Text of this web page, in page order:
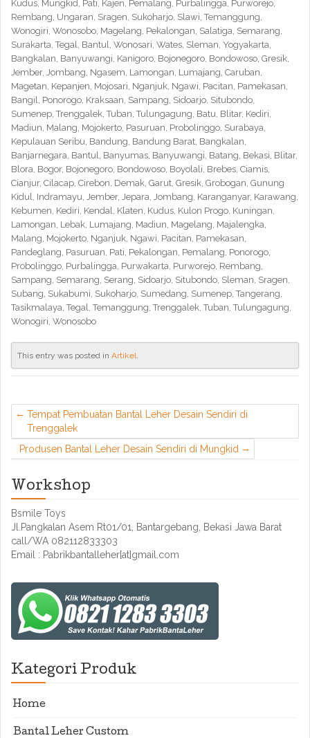
Kudus, Mungkid, Pati, Kajen, Pemalang, Purbalingga, Purworejo,
Rembang, Ungaran, Sragen, Sukoharjo, Slawi, Temanggung,
Wonogiri, Wonosobo, Magelang, Pekalongan, Salatiga, Semarang,
Surakarta, Tegal, Bantul, Wonosari, Wates, Sleman, Yogyakarta,
Bangkalan, Banyuwangi, Kanigoro, Bojonegoro, Bondowoso, Gresik,
Jember, Jombang, Ngasem, Lamongan, Lumajang, Caruban,
Magetan, Kepanjen, Mojosari, Nganjuk, Ngawi, Pacitan, Pamekasan,
Bangil, Ponorogo, Kraksaan, Sampang, Sidoarjo, Situbondo,
Sumenep, Trenggalek, Tuban, Tulungagung, Batu, Blitar, Kediri,
Madiun, Malang, Mojokerto, Pasuruan, Probolinggo, Surabaya,
Kepulauan Seribu, Bandung, Bandung Barat, Bangkalan,
Banjarnegara, Bantul, Banyumas, Banyuwangi, Batang, Bekasi, Blitar,
Blora, Bogor, Bojonegoro, Bondowoso, Boyolali, Brebes, Ciamis,
Cianjur, Cilacap, Cirebon, Demak, Garut, Gresik, Grobogan, Gunung
Kidul, Indramayu, Jember, Jepara, Jombang, Karanganyar, Karawang,
Kebumen, Kediri, Kendal, Klaten, Kudus, Kulon Progo, Kuningan,
Lamongan, Lebak, Lumajang, Madiun, Magelang, Majalengka,
Malang, Mojokerto, Nganjuk, Ngawi, Pacitan, Pamekasan,
Pandeglang, Pasuruan, Pati, Pekalongan, Pemalang, Ponorogo,
Probolinggo, Purbalingga, Purwakarta, Purworejo, Rembang,
Sampang, Semarang, Serang, Sidoarjo, Situbondo, Sleman, Sragen,
Subang, Sukabumi, Sukoharjo, Sumedang, Sumenep, Tangerang,
Tasikmalaya, Tegal, Temanggung, Trenggalek, Tuban, Tulungagung,
Wonogiri, Wonosobo
This entry was posted in Artikel.
Tempat Pembuatan Bantal Leher Desain Sendiri di
Trenggalek
Produsen Bantal Leher Desain Sendiri di Mungkid
Workshop
Bsmile Toys
Jl.Pangkalan Asem Rt01/01, Bantargebang, Bekasi Jawa Barat
call/WA 082112833303
Email : Pabrikbantalleher[at]gmail.com
Kategori Produk
Home
Bantal Leher Custom